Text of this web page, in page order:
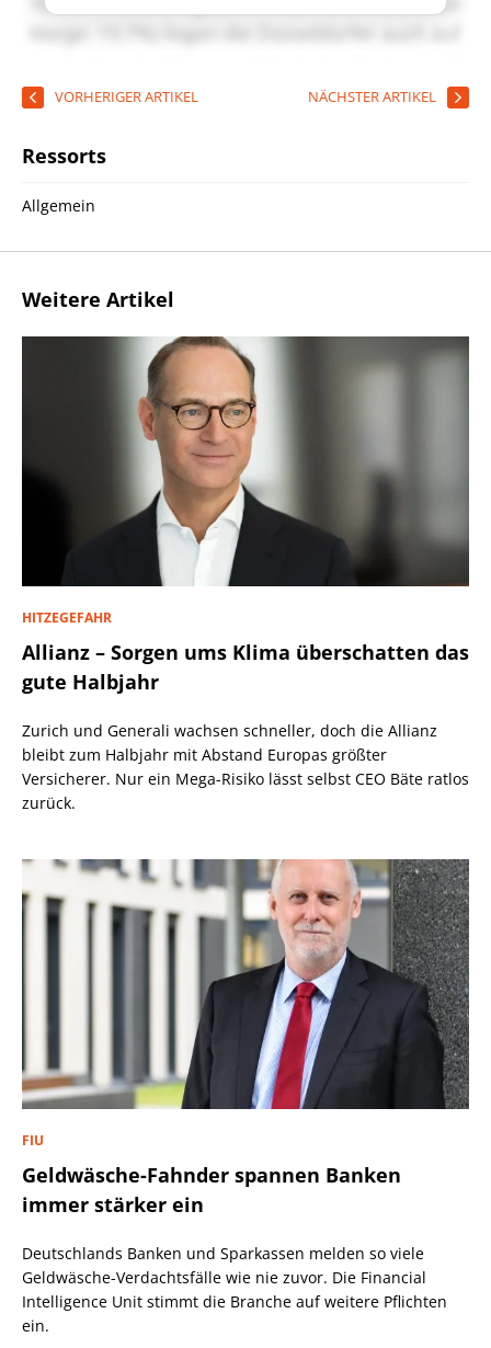
VORHERIGER ARTIKEL NÄCHSTER ARTIKEL
Ressorts
Allgemein
Weitere Artikel
HITZEGEFAHR
Allianz – Sorgen ums Klima überschatten das
gute Halbjahr
Zurich und Generali wachsen schneller, doch die Allianz
bleibt zum Halbjahr mit Abstand Europas größter
Versicherer. Nur ein Mega-Risiko lässt selbst CEO Bäte ratlos
zurück.
FIU
Geldwäsche-Fahnder spannen Banken
immer stärker ein
Deutschlands Banken und Sparkassen melden so viele
Geldwäsche-Verdachtsfälle wie nie zuvor. Die Financial
Intelligence Unit stimmt die Branche auf weitere Pflichten
ein.